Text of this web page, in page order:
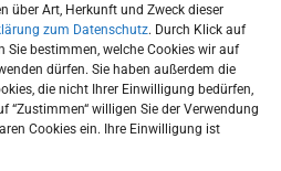
über Art, Herkunft und Zweck dieser
zum Datenschutz. Durch Klick auf
Sie bestimmen, welche Cookies wir auf
dürfen. Sie haben außerdem die
die nicht Ihrer Einwilligung bedürfen,
“Zustimmen“ willigen Sie der Verwendung
Cookies ein. Ihre Einwilligung ist